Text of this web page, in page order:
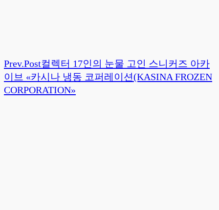
Prev.Post컬렉터 17인의 눈물 고인 스니커즈 아카
이브 «카시나 냉동 코퍼레이션(KASINA FROZEN
CORPORATION»